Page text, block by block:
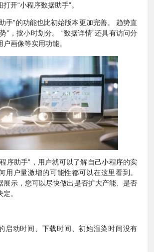
开“小程序数据助手”。
手”的功能也比初始版本更加完善。 趋势直
”，按小时划分。 “数据详情”还具有访问分
画像等实用功能。
序助手”，用户就可以了解自己小程序的实
用户量激增的可能性都可以在这里看到。
展示，您可以尽快做出是否扩大产能、是否
。
启动时间、下载时间、初始渲染时间没有